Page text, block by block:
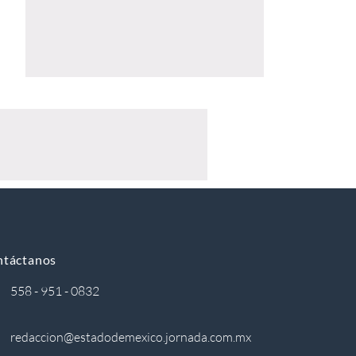
558 - 951 - 0832
redaccion@estadodemexico.jornada.com.mx